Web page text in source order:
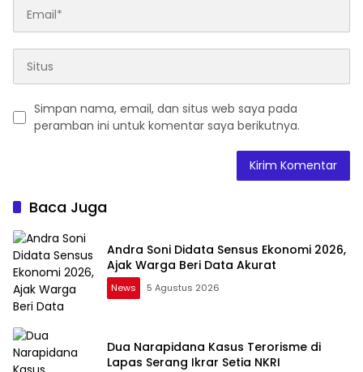
Simpan nama, email, dan situs web saya pada
peramban ini untuk komentar saya berikutnya.
Baca Juga
Andra Soni Didata Sensus Ekonomi 2026,
Ajak Warga Beri Data Akurat
News 5 Agustus 2026
Dua Narapidana Kasus Terorisme di
Lapas Serang Ikrar Setia NKRI